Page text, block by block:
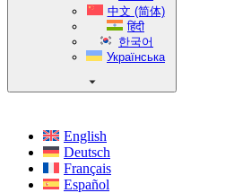
中文 (简体)
हिंदी
한국어
Українська
English
Deutsch
Français
Español